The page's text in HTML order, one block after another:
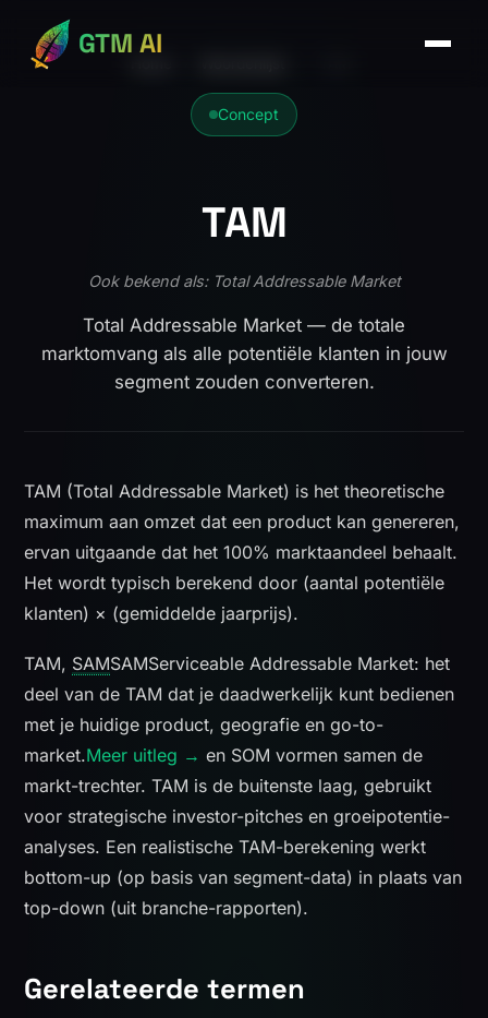
GTM AI
Concept
TAM
Ook bekend als: Total Addressable Market
Total Addressable Market — de totale
marktomvang als alle potentiële klanten in jouw
segment zouden converteren.
TAM (Total Addressable Market) is het theoretische
maximum aan omzet dat een product kan genereren,
ervan uitgaande dat het 100% marktaandeel behaalt.
Het wordt typisch berekend door (aantal potentiële
klanten) × (gemiddelde jaarprijs).
TAM, SAMSAMServiceable Addressable Market: het
deel van de TAM dat je daadwerkelijk kunt bedienen
met je huidige product, geografie en go-to-
market.Meer uitleg → en SOM vormen samen de
markt-trechter. TAM is de buitenste laag, gebruikt
voor strategische investor-pitches en groeipotentie-
analyses. Een realistische TAM-berekening werkt
bottom-up (op basis van segment-data) in plaats van
top-down (uit branche-rapporten).
Gerelateerde termen